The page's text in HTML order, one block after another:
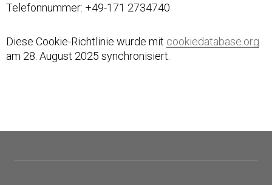
Telefonnummer: +49-171 2734740
Diese Cookie-Richtlinie wurde mit cookiedatabase.org
am 28. August 2025 synchronisiert.